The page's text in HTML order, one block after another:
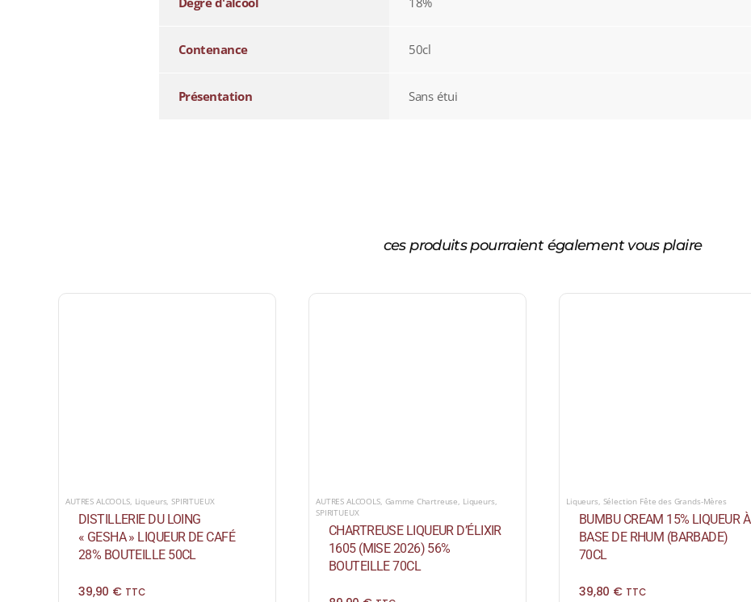
Contenance 50cl
Présentation Sans étui
ces produits pourraient également vous plaire
AUTRES ALCOOLS, Liqueurs ,SPIRITUEUX
DISTILLERIE DU LOING
« GESHA » LIQUEUR DE CAFÉ
28% BOUTEILLE 50CL
39,90 € TTC
AUTRES ALCOOLS, Gamme Chartreuse Liqueurs
SPIRITUEUX
CHARTREUSE LIQUEUR D’ÉLIXIR
1605 (MISE 2026) 56%
BOUTEILLE 70CL
Liqueurs Sélection Fête des Grands-Mères
BUMBU CREAM 15% LIQUEUR À
BASE DE RHUM (BARBADE)
70CL
39,80 € TTC